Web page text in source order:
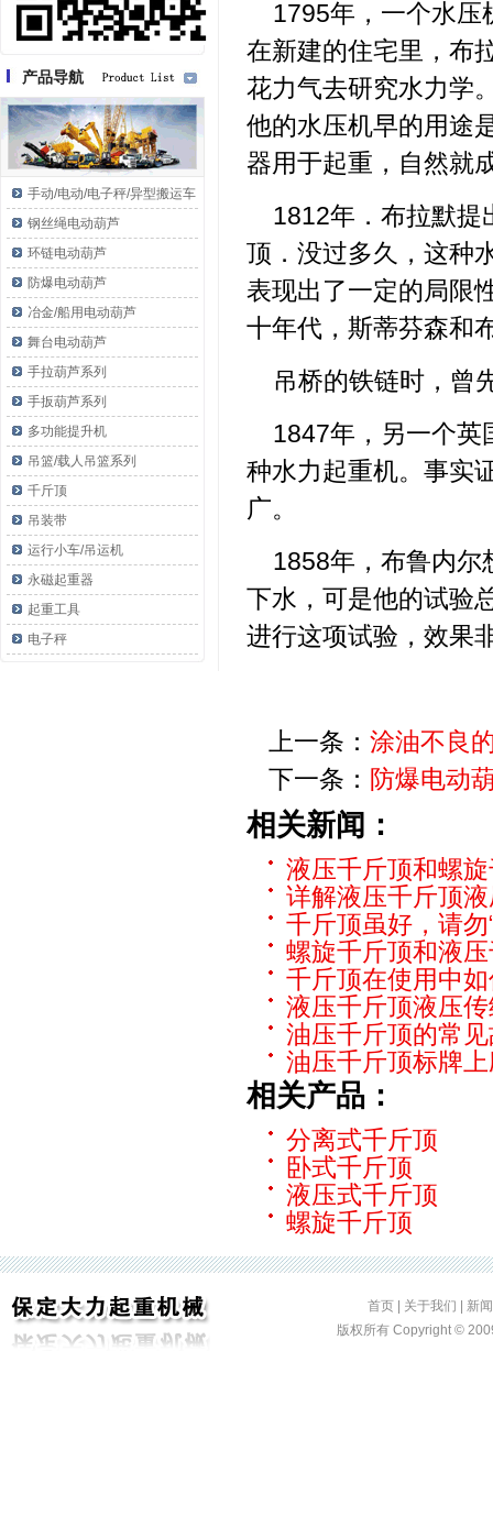
产品导航
手动/电动/电子秤/异型搬运车
钢丝绳电动葫芦
环链电动葫芦
防爆电动葫芦
冶金/船用电动葫芦
舞台电动葫芦
手拉葫芦系列
手扳葫芦系列
多功能提升机
吊篮/载人吊篮系列
千斤顶
吊装带
运行小车/吊运机
永磁起重器
起重工具
电子秤
1795年，一个水压
在新建的住宅里，布
花力气去研究水力学
他的水压机早的用途
器用于起重，自然就
1812年．布拉默提
顶．没过多久，这种
表现出了一定的局限
十年代，斯蒂芬森和
吊桥的铁链时，曾
1847年，另一个英
种水力起重机。事实
广。
1858年，布鲁内尔
下水，可是他的试验
进行这项试验，效果
上一条： 涂油不良
下一条： 防爆电动
相关新闻：
液压千斤顶和螺
详解液压千斤顶
千斤顶虽好，请勿
螺旋千斤顶和液
千斤顶在使用中
液压千斤顶液压
油压千斤顶的常
油压千斤顶标牌
相关产品：
分离式千斤顶
卧式千斤顶
液压式千斤顶
螺旋千斤顶
首页 关于我们
新
版权所有 Copyright ©